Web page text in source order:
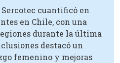
cuantificó en
en Chile, con una
durante la última
destacó un
femenino y mejoras